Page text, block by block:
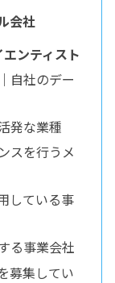
会社
ンティスト
自社のデー
発な業種
スを行うメ
している事
る事業会社
募集してい